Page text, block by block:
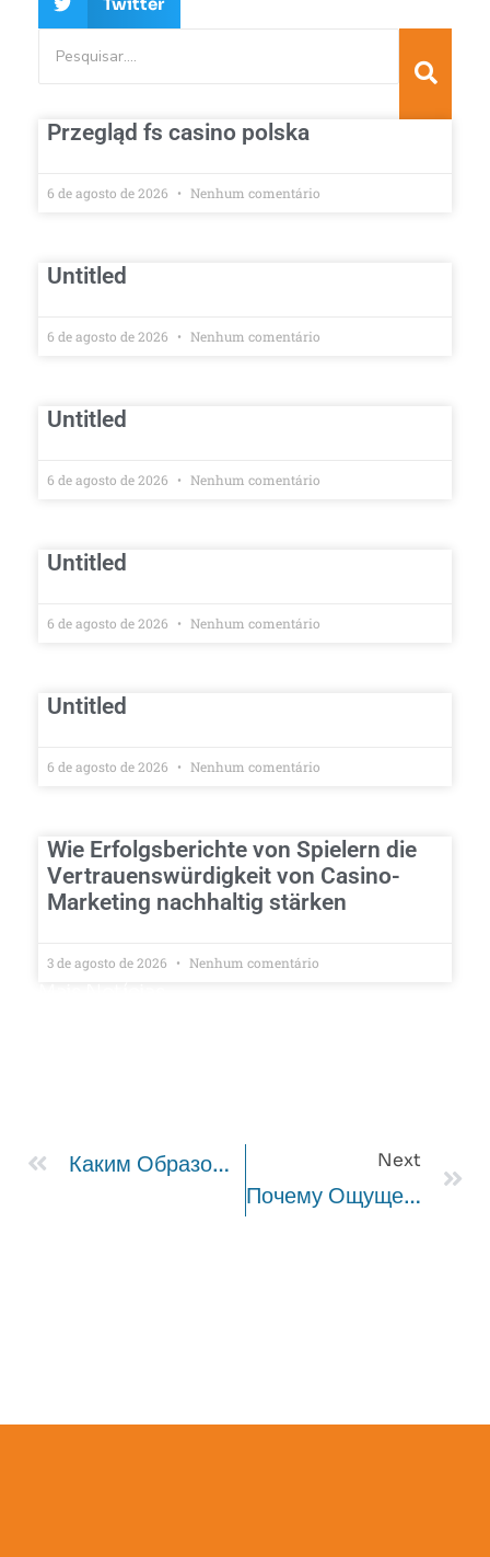
Przegląd fs casino polska
6 de agosto de 2026 Nenhum comentário
Untitled
6 de agosto de 2026 Nenhum comentário
Untitled
6 de agosto de 2026 Nenhum comentário
Untitled
6 de agosto de 2026 Nenhum comentário
Untitled
6 de agosto de 2026 Nenhum comentário
Wie Erfolgsberichte von Spielern die
Vertrauenswürdigkeit von Casino-
Marketing nachhaltig stärken
3 de agosto de 2026 Nenhum comentário
Каким Образом Предвкушение Трансформаций Инициирует Азарт Next
Почему Ощущение Риска Провоцирует Всплеск Силы